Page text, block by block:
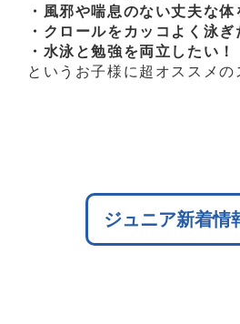
・風邪や喘息のない丈夫な体
・クロールをカッコよく泳ぎ
・水泳と勉強を両立したい！
というお子様に超オススメの
ジュニア新着情